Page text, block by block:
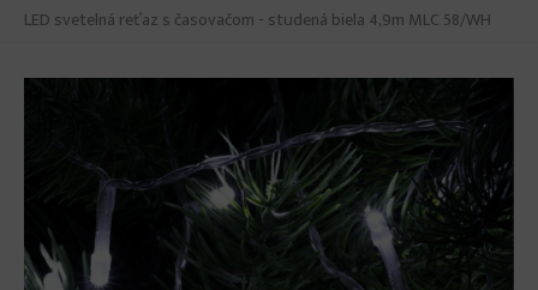
tu
LED svetelná reťaz s časovačom - studená biela 4,9m MLC 58/WH